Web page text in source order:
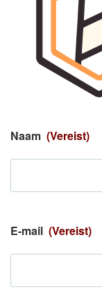
Naam (Vereist)
E-mail (Vereist)